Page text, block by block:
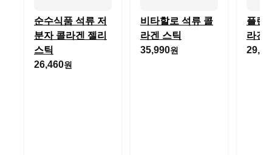
순수식품 석류 저
분자 콜라겐 젤리
스틱
26,460원
비타할로 석류 콜
라겐 스틱
35,990원
플랜
라겐